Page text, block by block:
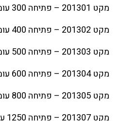
מקט 201301 – פתיחה 300 עומק 140
מקט 201302 – פתיחה 400 עומק 120
מקט 201303 – פתיחה 500 עומק 120
מקט 201304 – פתיחה 600 עומק 120
מקט 201305 – פתיחה 800 עומק 120
מקט 201307 – פתיחה 1250 עומק 120